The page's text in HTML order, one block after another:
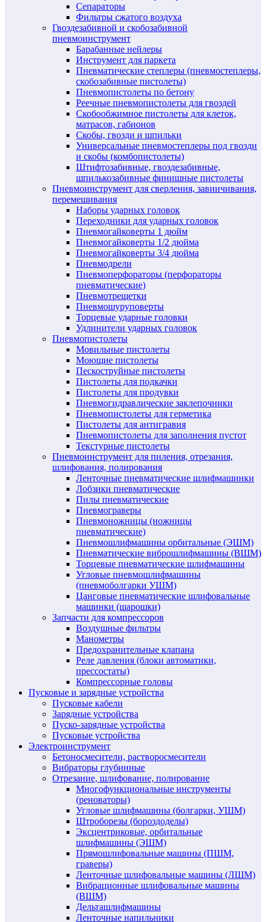
Сепараторы
Фильтры сжатого воздуха
Гвоздезабивной и скобозабивной
пневмоинструмент
Барабанные нейлеры
Инструмент для паркета
Пневматические степлеры (пневмостеплеры,
скобозабивные пистолеты)
Пневмопистолеты по бетону
Реечные пневмопистолеты для гвоздей
Скобообжимное пистолеты для клеток,
матрасов, габионов
Скобы, гвозди и шпильки
Универсальные пневмостеплеры под гвозди
и скобы (комбопистолеты)
Штифтозабивные, гвоздезабивные,
шпилькозабивные финишные пистолеты
Пневмоинструмент для сверления, завинчивания,
перемешивания
Наборы ударных головок
Переходники для ударных головок
Пневмогайковерты 1 дюйм
Пневмогайковерты 1/2 дюйма
Пневмогайковерты 3/4 дюйма
Пневмодрели
Пневмоперфораторы (перфораторы
пневматические)
Пневмотрещетки
Пневмошуруповерты
Торцевые ударные головки
Удлинители ударных головок
Пневмопистолеты
Мовильные пистолеты
Моющие пистолеты
Пескоструйные пистолеты
Пистолеты для подкачки
Пистолеты для продувки
Пневмогидравлические заклепочники
Пневмопистолеты для герметика
Пистолеты для антигравия
Пневмопистолеты для заполнения пустот
Текстурные пистолеты
Пневмоинструмент для пиления, отрезания,
шлифования, полирования
Ленточные пневматические шлифмашинки
Лобзики пневматические
Пилы пневматические
Пневмограверы
Пневмоножницы (ножницы
пневматические)
Пневмошлифмашины орбитальные (ЭШМ)
Пневматические виброшлифмашины (ВШМ)
Торцевые пневматические шлифмашины
Угловые пневмошлифмашины
(пневмоболгарки УШМ)
Цанговые пневматические шлифовальные
машинки (шарошки)
Запчасти для компрессоров
Воздушные фильтры
Манометры
Предохранительные клапана
Реле давления (блоки автоматики,
прессостаты)
Компрессорные головы
Пусковые и зарядные устройства
Пусковые кабели
Зарядные устройства
Пуско-зарядные устройства
Пусковые устройства
Электроинструмент
Бетоносмесители, растворосмесители
Вибраторы глубинные
Отрезание, шлифование, полирование
Многофункциональные инструменты
(реноваторы)
Угловые шлифмашины (болгарки, УШМ)
Штроборезы (бороздоделы)
Эксцентриковые, орбитальные
шлифмашины (ЭШМ)
Прямошлифовальные машины (ПШМ,
граверы)
Ленточные шлифовальные машины (ЛШМ)
Вибрационные шлифовальные машины
(ВШМ)
Дельташлифмашины
Ленточные напильники